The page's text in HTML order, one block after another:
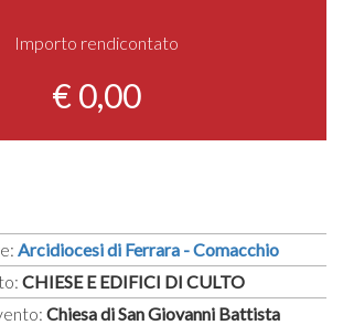
Importo rendicontato
€ 0,00
Arcidiocesi di Ferrara - Comacchio
CHIESE E EDIFICI DI CULTO
Chiesa di San Giovanni Battista